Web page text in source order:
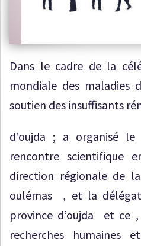
Dans le cadre de la
mondiale des maladies
soutien des insuffisants
d’oujda ; a organisé
rencontre scientifique
direction régionale de
oulémas , et la
province d’oujda et ce
recherches humaines